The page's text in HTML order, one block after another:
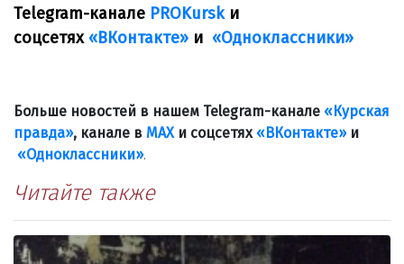
Telegram-канале PROKurskи
соцсетях «ВКонтакте» и «Одноклассники»
Больше новостей в нашем Telegram-канале «Курская
правда», канале в МАХи соцсетях «ВКонтакте»и
«Одноклассники».
Читайте также